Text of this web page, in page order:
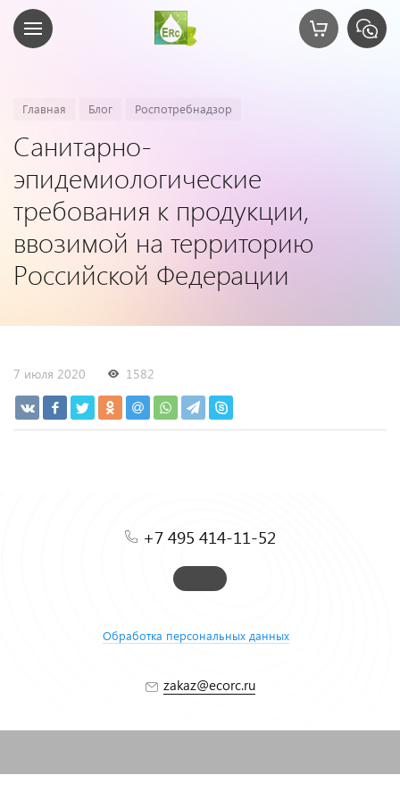
Главная Блог Роспотребнадзор
Санитарно-
эпидемиологические
требования к продукции,
ввозимой на территорию
Российской Федерации
7 июля 2020 1582
+7 495 414-11-52
Обработка персональных данных
zakaz@ecorc.ru